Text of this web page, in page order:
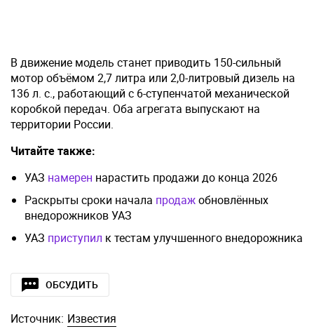
В движение модель станет приводить 150-сильный
мотор объёмом 2,7 литра или 2,0-литровый дизель на
136 л. с., работающий с 6-ступенчатой механической
коробкой передач. Оба агрегата выпускают на
территории России.
Читайте также:
УАЗ намерен нарастить продажи до конца 2026
Раскрыты сроки начала продажобновлённых
внедорожников УАЗ
УАЗ приступил к тестам улучшенного внедорожника
ОБСУДИТЬ
Источник: Известия